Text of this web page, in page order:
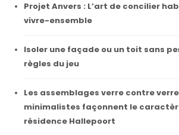
Projet Anvers : L’art de concilier
vivre-ensemble
Isoler une façade ou un toit sans
règles du jeu
Les assemblages verre contre
minimalistes façonnent le
résidence Hallepoort